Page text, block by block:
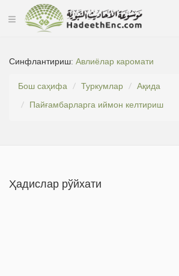
Синфлантириш:Авлиёлар каромати
Бош саҳифа
Туркумлар
Ақида
Пайғамбарларга иймон келтириш
Ҳадислар рўйхати